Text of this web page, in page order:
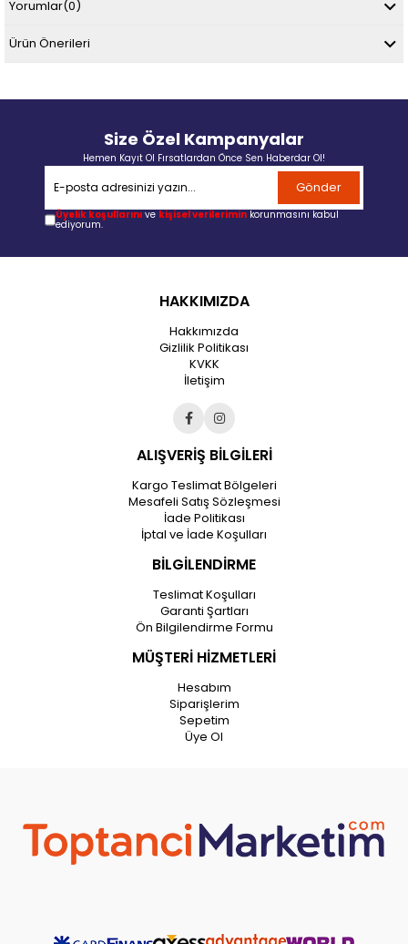
Yorumlar(0)
Ürün Önerileri
Size Özel Kampanyalar
Hemen Kayıt Ol Fırsatlardan Önce Sen Haberdar Ol!
Gönder
Üyelik koşullarını ve kişisel verilerimin korunmasını kabul
ediyorum.
HAKKIMIZDA
Hakkımızda
Gizlilik Politikası
KVKK
İletişim
ALIŞVERİŞ BİLGİLERİ
Kargo Teslimat Bölgeleri
Mesafeli Satış Sözleşmesi
İade Politikası
İptal ve İade Koşulları
BİLGİLENDİRME
Teslimat Koşulları
Garanti Şartları
Ön Bilgilendirme Formu
MÜŞTERİ HİZMETLERİ
Hesabım
Siparişlerim
Sepetim
Üye Ol